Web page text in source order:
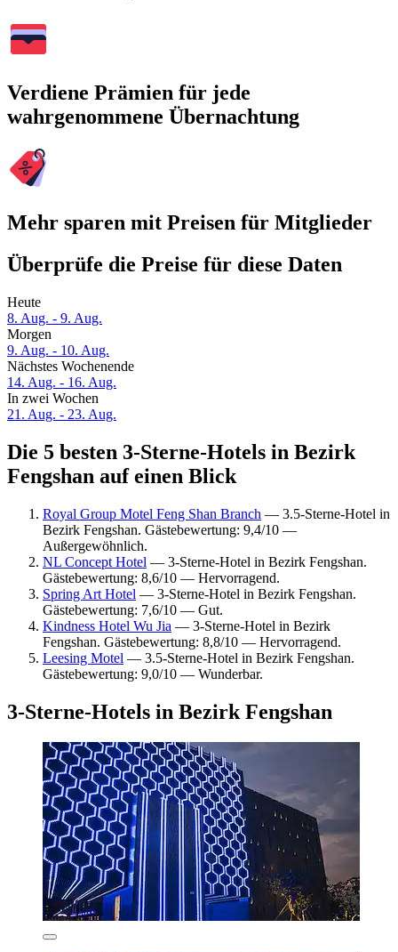
Verdiene Prämien für jede
wahrgenommene Übernachtung
Mehr sparen mit Preisen für Mitglieder
Überprüfe die Preise für diese Daten
Heute
8. Aug. - 9. Aug.
Morgen
9. Aug. - 10. Aug.
Nächstes Wochenende
14. Aug. - 16. Aug.
In zwei Wochen
21. Aug. - 23. Aug.
Die 5 besten 3-Sterne-Hotels in Bezirk
Fengshan auf einen Blick
Royal Group Motel Feng Shan Branch — 3.5-Sterne-Hotel in
Bezirk Fengshan. Gästebewertung: 9,4/10 —
Außergewöhnlich.
NL Concept Hotel — 3-Sterne-Hotel in Bezirk Fengshan.
Gästebewertung: 8,6/10 — Hervorragend.
Spring Art Hotel — 3-Sterne-Hotel in Bezirk Fengshan.
Gästebewertung: 7,6/10 — Gut.
Kindness Hotel Wu Jia — 3-Sterne-Hotel in Bezirk
Fengshan. Gästebewertung: 8,8/10 — Hervorragend.
Leesing Motel — 3.5-Sterne-Hotel in Bezirk Fengshan.
Gästebewertung: 9,0/10 — Wunderbar.
3-Sterne-Hotels in Bezirk Fengshan